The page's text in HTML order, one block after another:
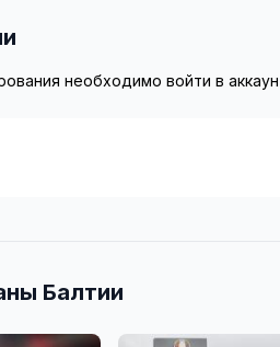
необходимо войти в
Балтии